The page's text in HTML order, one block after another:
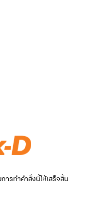
รทำคำสั่งนี้ให้เสร็จสิ้น